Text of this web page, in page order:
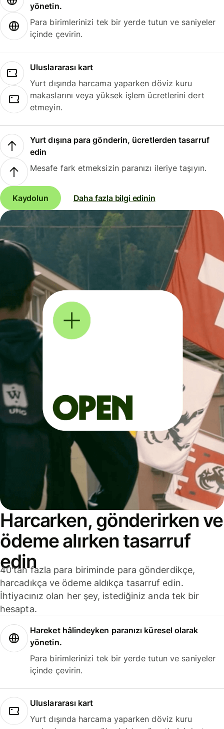
yönetin.
Para birimlerinizi tek bir yerde tutun ve saniyeler
içinde çevirin.
Uluslararası kart
Yurt dışında harcama yaparken döviz kuru
makaslarını veya yüksek işlem ücretlerini dert
etmeyin.
Yurt dışına para gönderin, ücretlerden tasarruf
edin
Mesafe fark etmeksizin paranızı ileriye taşıyın.
Kaydolun Daha fazla bilgi edinin
Harcarken, gönderirken ve
ödeme alırken tasarruf
edin
40'tan fazla para biriminde para gönderdikçe,
harcadıkça ve ödeme aldıkça tasarruf edin.
İhtiyacınız olan her şey, istediğiniz anda tek bir
hesapta.
Hareket hâlindeyken paranızı küresel olarak
yönetin.
Para birimlerinizi tek bir yerde tutun ve saniyeler
içinde çevirin.
Uluslararası kart
Yurt dışında harcama yaparken döviz kuru